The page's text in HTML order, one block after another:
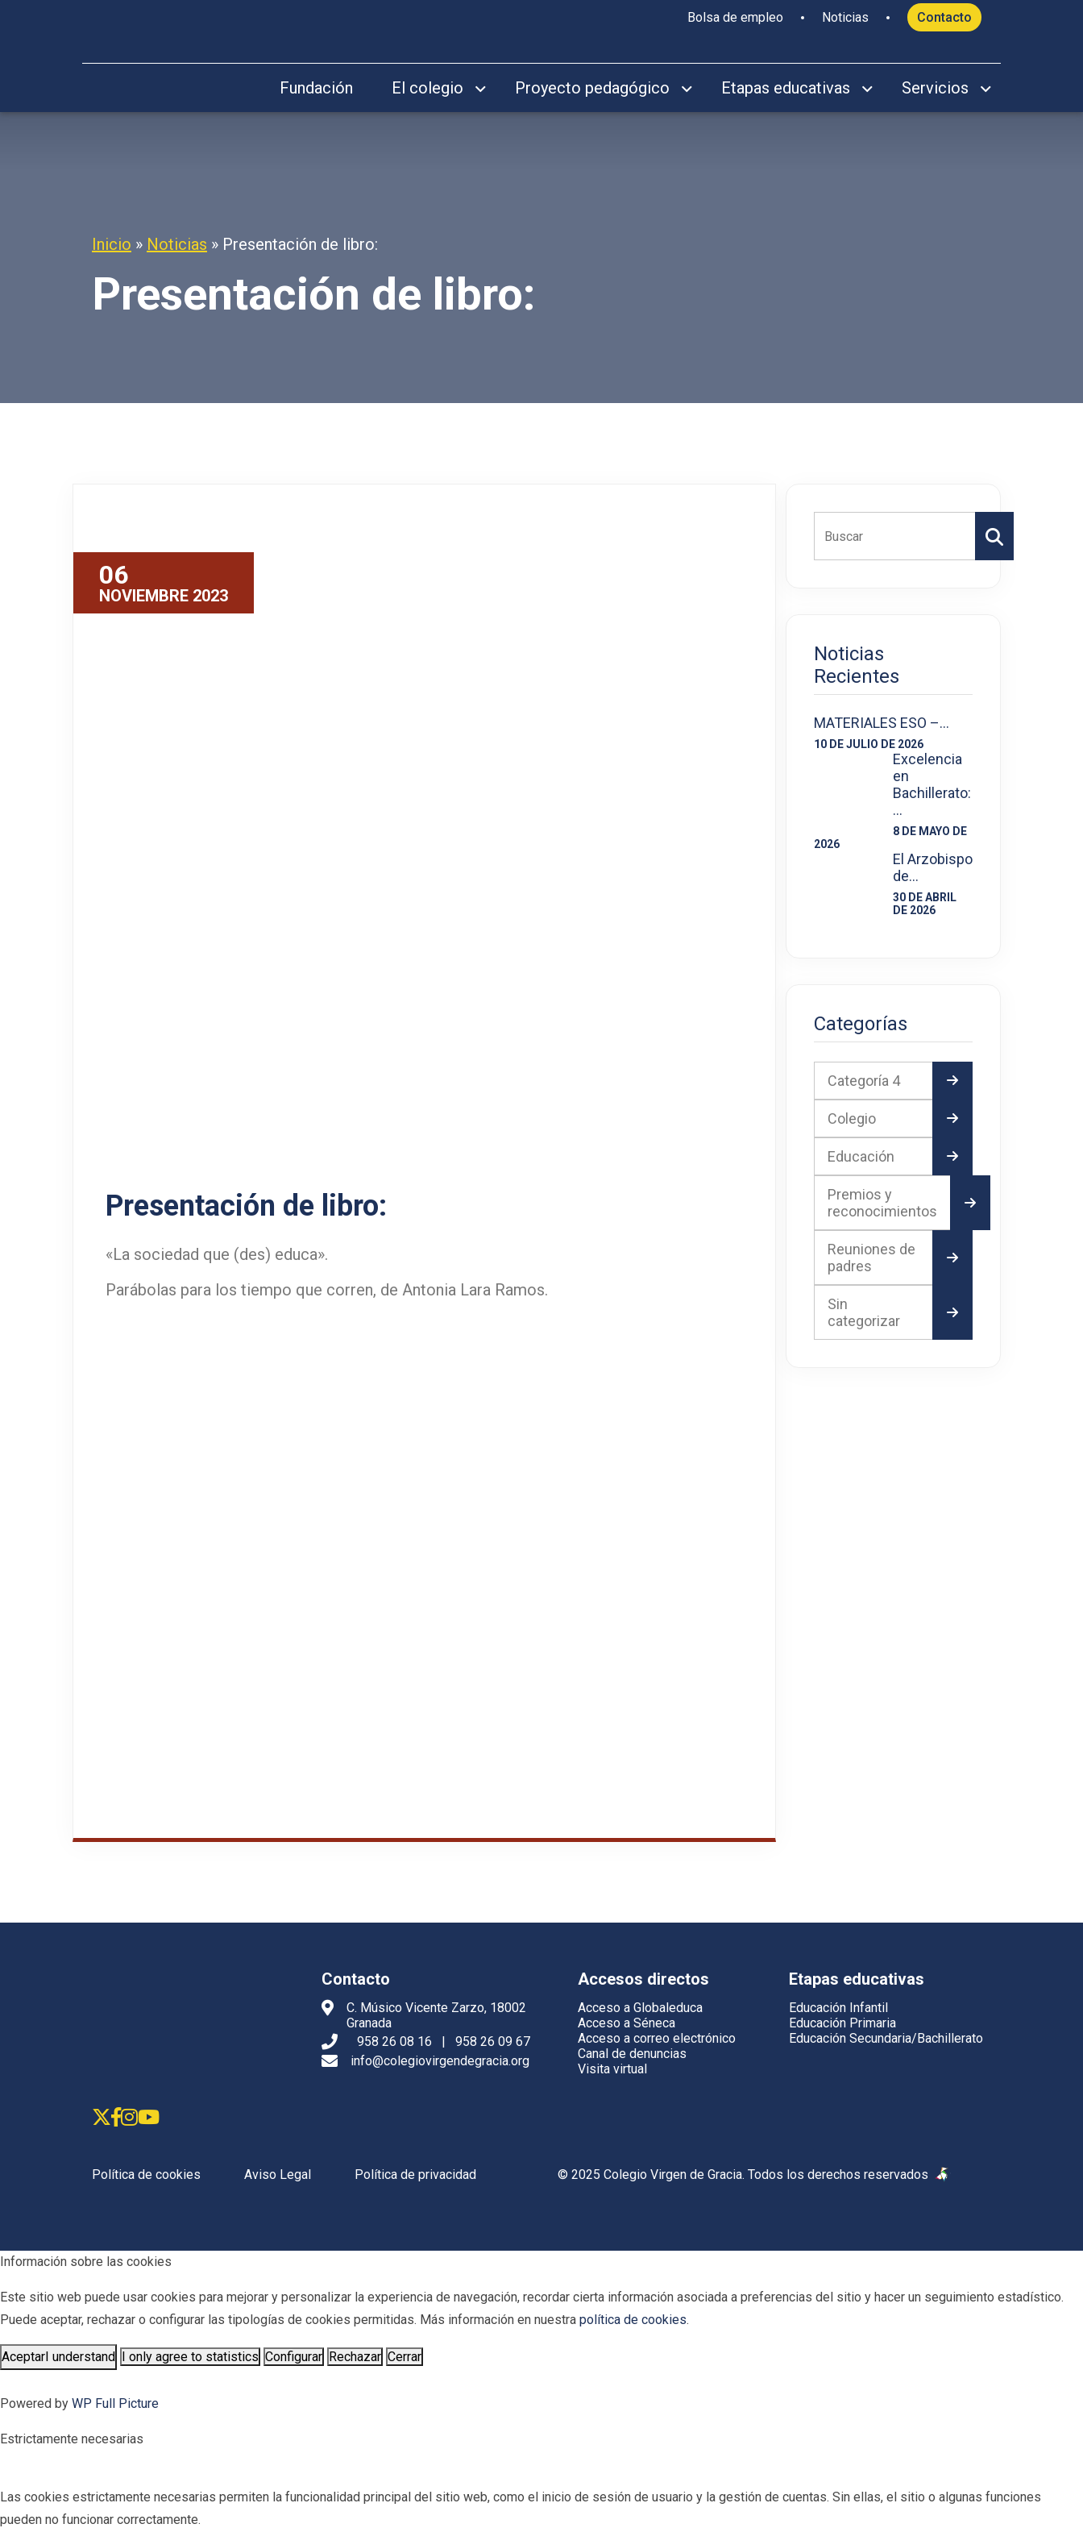
Bolsa de empleo Noticias Contacto
Fundación El colegio Proyecto pedagógico Etapas educativas Servicios
Inicio » Noticias » Presentación de libro:
Presentación de libro:
06
NOVIEMBRE 2023
Presentación de libro:
«La sociedad que (des) educa».
Parábolas para los tiempo que corren, de Antonia Lara Ramos.
Buscar
Noticias
Recientes
MATERIALES ESO –…
10 DE JULIO DE 2026
Excelencia
en
Bachillerato:
…
8 DE MAYO DE
2026
El Arzobispo
de…
30 DE ABRIL
DE 2026
Categorías
Categoría 4
Colegio
Educación
Premios y
reconocimientos
Reuniones de
padres
Sin
categorizar
Contacto
C. Músico Vicente Zarzo, 18002
Granada
958 26 08 16
|
958 26 09 67
info@colegiovirgendegracia.org
Accesos directos
Acceso a Globaleduca
Acceso a Séneca
Acceso a correo electrónico
Canal de denuncias
Visita virtual
Etapas educativas
Educación Infantil
Educación Primaria
Educación Secundaria/Bachillerato
Política de cookies Aviso Legal Política de privacidad © 2025 Colegio Virgen de Gracia. Todos los derechos reservados
Información sobre las cookies
Este sitio web puede usar cookies para mejorar y personalizar la experiencia de navegación, recordar cierta información asociada a preferencias del sitio y hacer un seguimiento estadístico.
Puede aceptar, rechazar o configurar las tipologías de cookies permitidas. Más información en nuestra política de cookies.
AceptarI understand I only agree to statistics Configurar Rechazar Cerrar
Powered by WP Full Picture
Estrictamente necesarias
Las cookies estrictamente necesarias permiten la funcionalidad principal del sitio web, como el inicio de sesión de usuario y la gestión de cuentas. Sin ellas, el sitio o algunas funciones
pueden no funcionar correctamente.